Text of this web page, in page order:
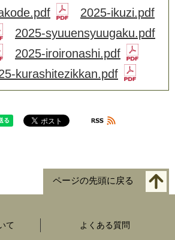
2025-ikuzi.pdf
2025-syuuensyuugaku.pdf
2025-iroironashi.pdf
kurashitezikkan.pdf
ページの先頭に戻る
て よくある質問